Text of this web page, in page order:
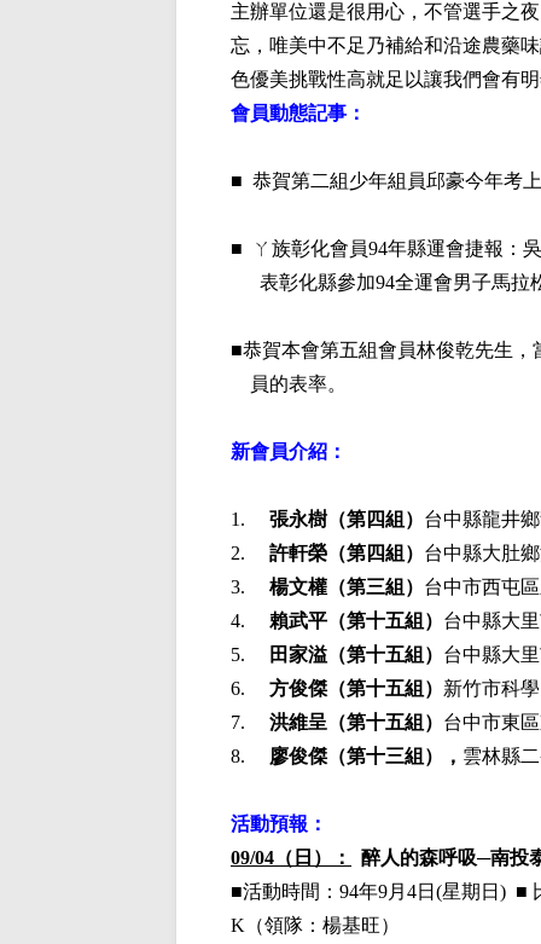
主辦單位還是很用心，不管選手之
忘，唯美中不足乃補給和沿途農藥
色優美挑戰性高就足以讓我們會有
會員動態記事：
■ 恭賀第二組少年組員邱豪今年考
■ ㄚ族彰化會員94年縣運會捷報：
表彰化縣參加94全運會男子馬拉
■恭賀本會第五組會員林俊乾先生，
員的表率。
新會員介紹：
1. 張永樹 （第四組） 台中縣龍井
2.
許軒榮 （第四組） 台中縣大肚
3.
楊文權 （第三組） 台中市西屯
4.
賴武平（第十五組） 台中縣大
5.
田家溢（第十五組） 台中縣大
6.
方俊傑（第十五組） 新竹市科
7.
洪維呈（第十五組） 台中市東
8.
廖俊傑（第十三組）， 雲林縣
活動預報：
09/04（日）：
醉人的森呼吸─南投
■活動時間： 94年9月4日(星期日) ■
K （領隊：楊基旺）